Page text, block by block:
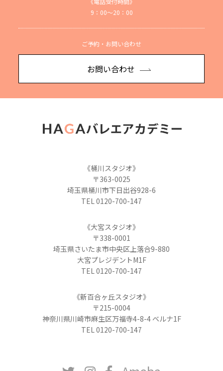
9：00～20：00
ご予約・お問い合わせ
お問い合わせ
《桶川スタジオ》
〒363-0025
埼玉県桶川市下日出谷928-6
TEL 0120-700-147
《大宮スタジオ》
〒338-0001
埼玉県さいたま市中央区上落合9-880
大宮プレジデントM1F
TEL 0120-700-147
《新百合ヶ丘スタジオ》
〒215-0004
神奈川県川崎市麻生区万福寺4-8-4 ベルナ1F
TEL 0120-700-147